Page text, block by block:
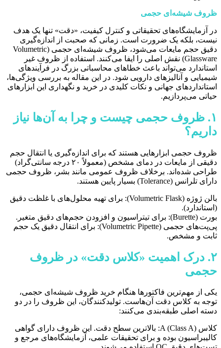
ظروف شیشه‌ای حجمی
در آزمایشگاه‌های تحقیقاتی و کنترل کیفیت، «دقت» تنها یک هدف
نیست، بلکه یک ضرورت است. زمانی که صحبت از اندازه‌گیری
دقیق حجم مایعات می‌شود، ظروف شیشه‌ای حجمی (Volumetric
Glassware) نقش اصلی را ایفا می‌کنند. استفاده از ظروف غیر
استاندارد می‌تواند باعث خطاهای محاسباتی بزرگ در فرآیندهای
شیمیایی و آنالیزهای دارویی شود. در این مقاله به بررسی ویژگی‌ها،
استانداردهای جهانی و نکات کلیدی در خرید و نگهداری این ابزارهای
حیاتی می‌پردازیم.
۱. ظروف حجمی چیست و چرا به آن‌ها نیاز
داریم؟
ظروف حجمی ابزارهایی هستند که برای اندازه‌گیری یا انتقال حجم
دقیقی از مایعات در دمای مشخص (معمولاً ۲۰ درجه سانتی‌گراد)
طراحی شده‌اند. برخلاف ظروف عمومی مانند بشر، ظروف حجمی
دارای تلرانس (Tolerance) بسیار پایین هستند.
بالن ژوژه (Volumetric Flask): برای تهیه محلول‌های با غلظت دقیق
(استاندارد).
بورت (Burette): برای تیتراسیون و افزودن حجم‌های دقیق متغیر.
پی‌پت‌های حجمی (Volumetric Pipette): برای انتقال دقیق یک حجم
ثابت و مشخص.
۲. درک اهمیت «کلاس دقت» در ظروف
حجمی
یکی از مهم‌ترین فاکتورها هنگام خرید ظروف شیشه‌ای حجمی،
توجه به کلاس دقت آن‌هاست. تولیدکنندگان، این ظروف را در دو
دسته اصلی طبقه‌بندی می‌کنند:
کلاس A (Class A): بالاترین سطح دقت. این ظروف دارای گواهی
کالیبراسیون بوده و برای تحقیقات علمی، آزمایشگاه‌های مرجع و